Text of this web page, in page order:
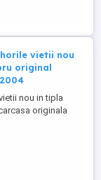
vietii nou
original
nou in tipla
originala
1 a oilor
la munte 3 zâcala
5 miorița 6
dor 8 n-am gândit
mele 10 tăt